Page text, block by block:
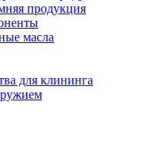
продукция
масла
для клининга